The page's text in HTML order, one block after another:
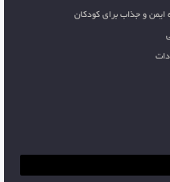
ایمن و جذاب برای کودکان